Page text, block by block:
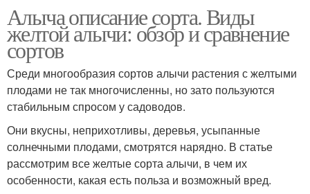
Алыча описание сорта. Виды
желтой алычи: обзор и сравнение
сортов
Среди многообразия сортов алычи растения с желтыми
плодами не так многочисленны, но зато пользуются
стабильным спросом у садоводов.
Они вкусны, неприхотливы, деревья, усыпанные
солнечными плодами, смотрятся нарядно. В статье
рассмотрим все желтые сорта алычи, в чем их
особенности, какая есть польза и возможный вред.